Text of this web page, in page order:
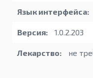
Язык интерфейса:
Версия: 1.0.2.203
Лекарство: не